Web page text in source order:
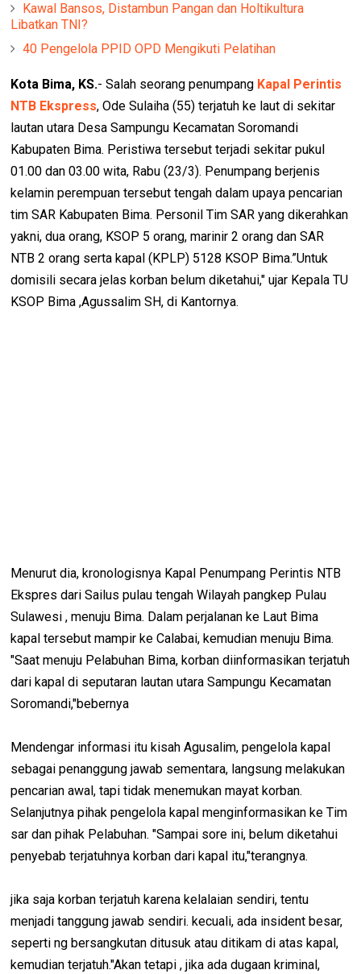
Kawal Bansos, Distambun Pangan dan Holtikultura
Libatkan TNI?
40 Pengelola PPID OPD Mengikuti Pelatihan
Kota Bima, KS.- Salah seorang penumpang Kapal Perintis
NTB Ekspress, Ode Sulaiha (55) terjatuh ke laut di sekitar
lautan utara Desa Sampungu Kecamatan Soromandi
Kabupaten Bima. Peristiwa tersebut terjadi sekitar pukul
01.00 dan 03.00 wita, Rabu (23/3). Penumpang berjenis
kelamin perempuan tersebut tengah dalam upaya pencarian
tim SAR Kabupaten Bima. Personil Tim SAR yang dikerahkan
yakni, dua orang, KSOP 5 orang, marinir 2 orang dan SAR
NTB 2 orang serta kapal (KPLP) 5128 KSOP Bima.”Untuk
domisili secara jelas korban belum diketahui," ujar Kepala TU
KSOP Bima ,Agussalim SH, di Kantornya.
Menurut dia, kronologisnya Kapal Penumpang Perintis NTB
Ekspres dari Sailus pulau tengah Wilayah pangkep Pulau
Sulawesi , menuju Bima. Dalam perjalanan ke Laut Bima
kapal tersebut mampir ke Calabai, kemudian menuju Bima.
"Saat menuju Pelabuhan Bima, korban diinformasikan terjatuh
dari kapal di seputaran lautan utara Sampungu Kecamatan
Soromandi,"bebernya
Mendengar informasi itu kisah Agusalim, pengelola kapal
sebagai penanggung jawab sementara, langsung melakukan
pencarian awal, tapi tidak menemukan mayat korban.
Selanjutnya pihak pengelola kapal menginformasikan ke Tim
sar dan pihak Pelabuhan. "Sampai sore ini, belum diketahui
penyebab terjatuhnya korban dari kapal itu,"terangnya.
jika saja korban terjatuh karena kelalaian sendiri, tentu
menjadi tanggung jawab sendiri. kecuali, ada insident besar,
seperti ng bersangkutan ditusuk atau ditikam di atas kapal,
kemudian terjatuh."Akan tetapi , jika ada dugaan kriminal,